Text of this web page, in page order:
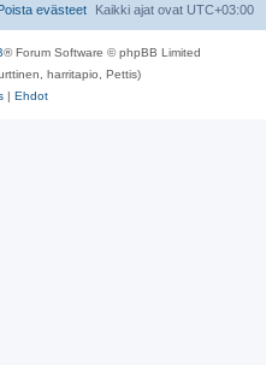
Kaikki ajat ovat UTC+03:00
evästeet
® Forum Software © phpBB Limited
harritapio, Pettis)
| Ehdot